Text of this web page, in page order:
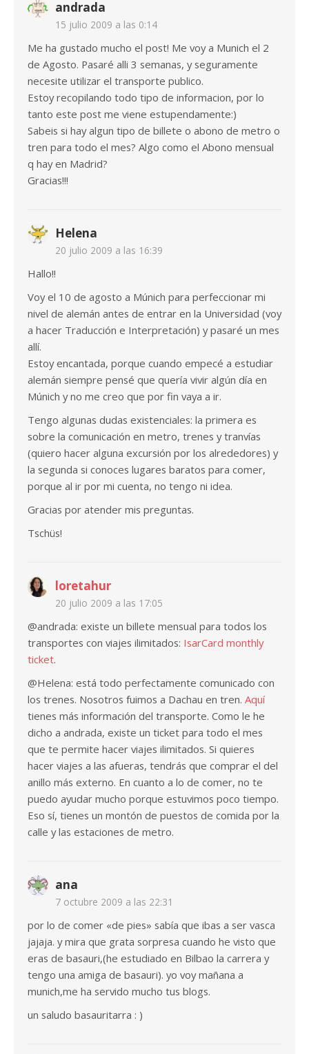
andrada
15 julio 2009 a las 0:14
Me ha gustado mucho el post! Me voy a Munich el 2
de Agosto. Pasaré alli 3 semanas, y seguramente
necesite utilizar el transporte publico.
Estoy recopilando todo tipo de informacion, por lo
tanto este post me viene estupendamente:)
Sabeis si hay algun tipo de billete o abono de metro o
tren para todo el mes? Algo como el Abono mensual
q hay en Madrid?
Gracias!!!
Helena
20 julio 2009 a las 16:39
Hallo!!
Voy el 10 de agosto a Múnich para perfeccionar mi
nivel de alemán antes de entrar en la Universidad (voy
a hacer Traducción e Interpretación) y pasaré un mes
allí.
Estoy encantada, porque cuando empecé a estudiar
alemán siempre pensé que quería vivir algún día en
Múnich y no me creo que por fin vaya a ir.
Tengo algunas dudas existenciales: la primera es
sobre la comunicación en metro, trenes y tranvías
(quiero hacer alguna excursión por los alrededores) y
la segunda si conoces lugares baratos para comer,
porque al ir por mi cuenta, no tengo ni idea.
Gracias por atender mis preguntas.
Tschüs!
loretahur
20 julio 2009 a las 17:05
@andrada: existe un billete mensual para todos los
transportes con viajes ilimitados: IsarCard monthly
ticket.
@Helena: está todo perfectamente comunicado con
los trenes. Nosotros fuimos a Dachau en tren. Aquí
tienes más información del transporte. Como le he
dicho a andrada, existe un ticket para todo el mes
que te permite hacer viajes ilimitados. Si quieres
hacer viajes a las afueras, tendrás que comprar el del
anillo más externo. En cuanto a lo de comer, no te
puedo ayudar mucho porque estuvimos poco tiempo.
Eso sí, tienes un montón de puestos de comida por la
calle y las estaciones de metro.
ana
7 octubre 2009 a las 22:31
por lo de comer «de pies» sabía que ibas a ser vasca
jajaja. y mira que grata sorpresa cuando he visto que
eras de basauri,(he estudiado en Bilbao la carrera y
tengo una amiga de basauri). yo voy mañana a
munich,me ha servido mucho tus blogs.
un saludo basauritarra : )